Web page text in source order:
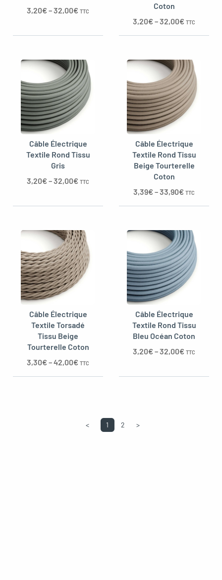
3,20€–32,00€ TTC
Coton
3,20€–32,00€ TTC
Câble Électrique
Textile Rond Tissu
Gris
3,20€–32,00€ TTC
Câble Électrique
Textile Rond Tissu
Beige Tourterelle
Coton
3,39€–33,90€ TTC
Câble Électrique
Textile Torsadé
Tissu Beige
Tourterelle Coton
3,30€–42,00€ TTC
Câble Électrique
Textile Rond Tissu
Bleu Océan Coton
3,20€–32,00€ TTC
< 1 2 >